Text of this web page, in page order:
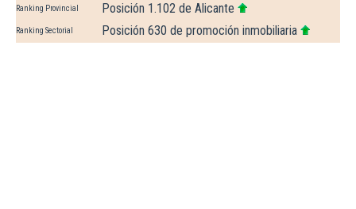
Ranking Provincial Posición 1.102 de Alicante
Ranking Sectorial Posición 630 de promoción inmobiliaria